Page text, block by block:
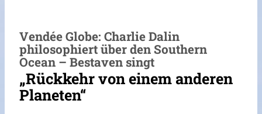
Vendée Globe: Charlie Dalin
philosophiert über den Southern
Ocean – Bestaven singt
„Rückkehr von einem anderen
Planeten“